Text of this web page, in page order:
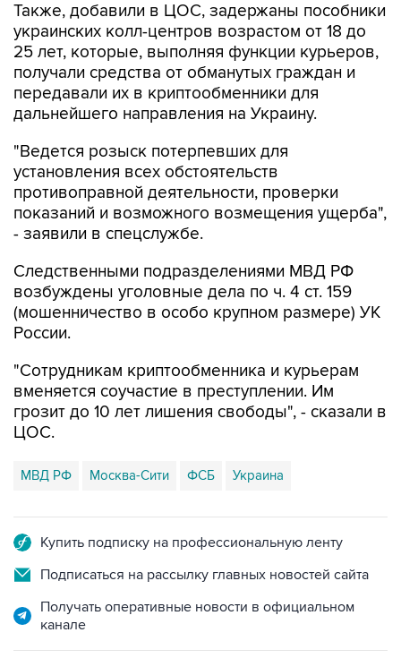
Также, добавили в ЦОС, задержаны пособники
украинских колл-центров возрастом от 18 до
25 лет, которые, выполняя функции курьеров,
получали средства от обманутых граждан и
передавали их в криптообменники для
дальнейшего направления на Украину.
"Ведется розыск потерпевших для
установления всех обстоятельств
противоправной деятельности, проверки
показаний и возможного возмещения ущерба",
- заявили в спецслужбе.
Следственными подразделениями МВД РФ
возбуждены уголовные дела по ч. 4 ст. 159
(мошенничество в особо крупном размере) УК
России.
"Сотрудникам криптообменника и курьерам
вменяется соучастие в преступлении. Им
грозит до 10 лет лишения свободы", - сказали в
ЦОС.
МВД РФ Москва-Сити ФСБ Украина
Купить подписку на профессиональную ленту
Подписаться на рассылку главных новостей сайта
Получать оперативные новости в официальном
канале